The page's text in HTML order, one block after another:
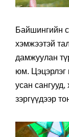
Байшингийн
хэмжээтэй
дамжуулан
юм. Цэцэрлэг
усан сангууд,
зэргүүдээр